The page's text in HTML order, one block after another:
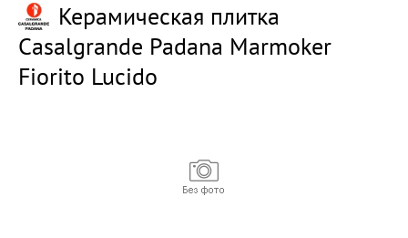
Керамическая плитка
Casalgrande Padana Marmoker
Fiorito Lucido